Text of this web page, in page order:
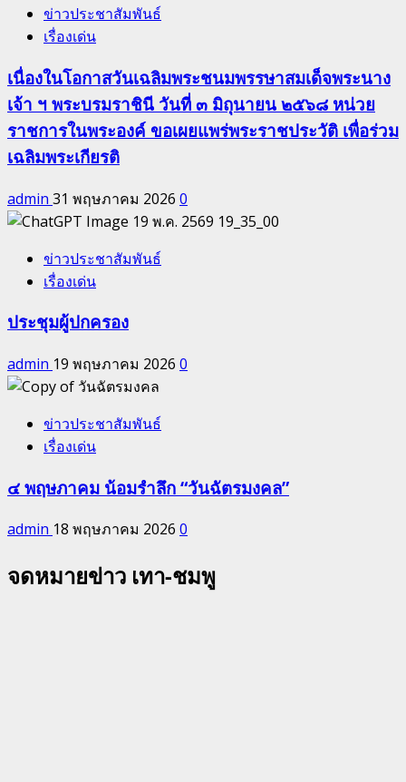
ข่าวประชาสัมพันธ์
เรื่องเด่น
เนื่องในโอกาสวันเฉลิมพระชนมพรรษาสมเด็จพระนาง
เจ้า ฯ พระบรมราชินี วันที่ ๓ มิถุนายน ๒๕๖๘ หน่วย
ราชการในพระองค์ ขอเผยแพร่พระราชประวัติ เพื่อร่วม
เฉลิมพระเกียรติ
admin 31 พฤษภาคม 2026 0
ข่าวประชาสัมพันธ์
เรื่องเด่น
ประชุมผู้ปกครอง
admin 19 พฤษภาคม 2026 0
ข่าวประชาสัมพันธ์
เรื่องเด่น
๔ พฤษภาคม น้อมรำลึก “วันฉัตรมงคล”
admin 18 พฤษภาคม 2026 0
จดหมายข่าว เทา-ชมพู